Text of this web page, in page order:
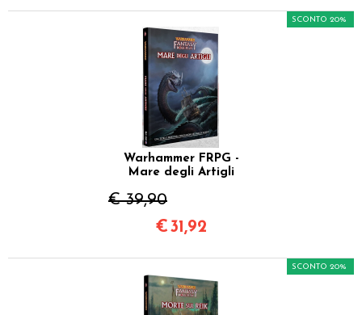
Warhammer FRPG -
Mare degli Artigli
€ 39,90
SCONTO 20%
€31,92
SCONTO 20%